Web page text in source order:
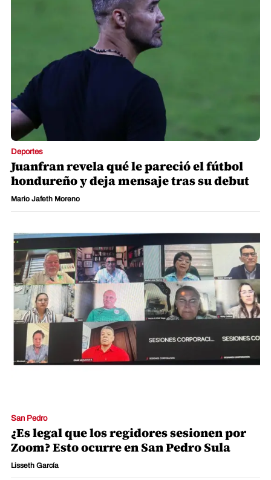
Deportes
Juanfran revela qué le pareció el fútbol
hondureño y deja mensaje tras su debut
Mario Jafeth Moreno
San Pedro
¿Es legal que los regidores sesionen por
Zoom? Esto ocurre en San Pedro Sula
Lisseth García